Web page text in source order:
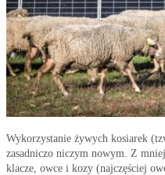
Wykorzystanie żywych kosiarek
zasadniczo niczym nowym. Z
klacze, owce i kozy (najczęściej